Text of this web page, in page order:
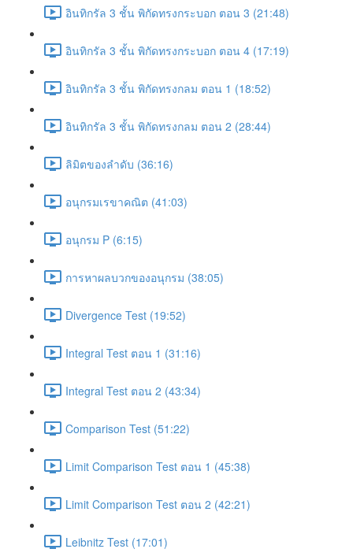
อินทิกรัล 3 ชั้น พิกัดทรงกระบอก ตอน 3 (21:48)
อินทิกรัล 3 ชั้น พิกัดทรงกระบอก ตอน 4 (17:19)
อินทิกรัล 3 ชั้น พิกัดทรงกลม ตอน 1 (18:52)
อินทิกรัล 3 ชั้น พิกัดทรงกลม ตอน 2 (28:44)
ลิมิตของลำดับ (36:16)
อนุกรมเรขาคณิต (41:03)
อนุกรม P (6:15)
การหาผลบวกของอนุกรม (38:05)
Divergence Test (19:52)
Integral Test ตอน 1 (31:16)
Integral Test ตอน 2 (43:34)
Comparison Test (51:22)
Limit Comparison Test ตอน 1 (45:38)
Limit Comparison Test ตอน 2 (42:21)
Leibnitz Test (17:01)